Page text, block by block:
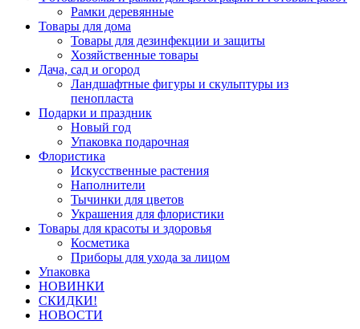
Рамки деревянные
Товары для дома
Товары для дезинфекции и защиты
Хозяйственные товары
Дача, сад и огород
Ландшафтные фигуры и скульптуры из
пенопласта
Подарки и праздник
Новый год
Упаковка подарочная
Флористика
Искусственные растения
Наполнители
Тычинки для цветов
Украшения для флористики
Товары для красоты и здоровья
Косметика
Приборы для ухода за лицом
Упаковка
НОВИНКИ
СКИДКИ!
НОВОСТИ